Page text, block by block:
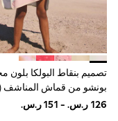
Sportswear
& Hoodies
Swimwear
& T-Shirts
Tracksuits
New In
Dresses
Floral Dresses
Dresses
تصميم بنقاط البولكا بلون
- 10 سنوات)